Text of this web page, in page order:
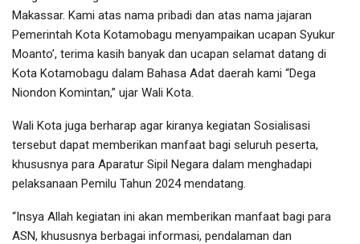
Makassar. Kami atas nama pribadi dan atas nama jajaran
Pemerintah Kota Kotamobagu menyampaikan ucapan Syukur
Moanto’, terima kasih banyak dan ucapan selamat datang di
Kota Kotamobagu dalam Bahasa Adat daerah kami “Dega
Niondon Komintan,” ujar Wali Kota.
Wali Kota juga berharap agar kiranya kegiatan Sosialisasi
tersebut dapat memberikan manfaat bagi seluruh peserta,
khususnya para Aparatur Sipil Negara dalam menghadapi
pelaksanaan Pemilu Tahun 2024 mendatang.
“Insya Allah kegiatan ini akan memberikan manfaat bagi para
ASN, khususnya berbagai informasi, pendalaman dan